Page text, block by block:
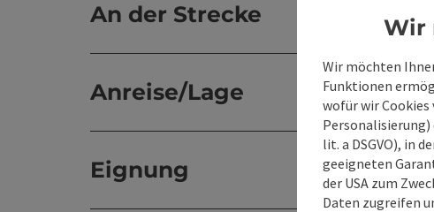
An der Strecke
Anreise/Lage
Eignung
Wir
Wir möchten
Funktionen
wofür wir
lit. a DSGVO), in
geeigneten
der USA zum
Daten zugreifen